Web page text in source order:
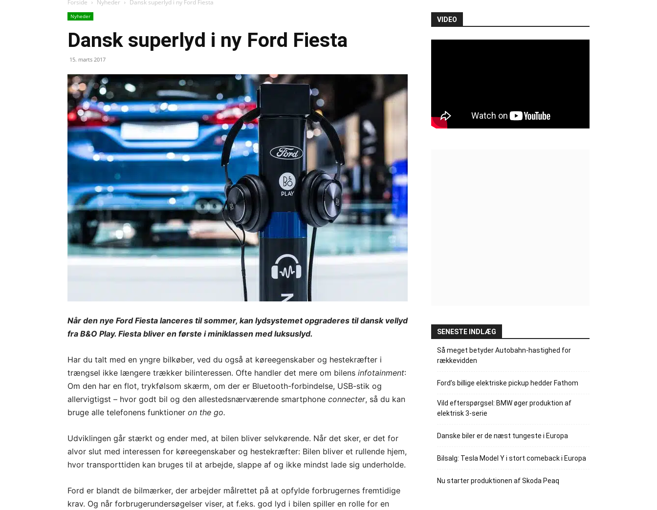
Forside Nyheder Dansk superlyd i ny Ford Fiesta
Nyheder
Dansk superlyd i ny Ford Fiesta
15. marts 2017
Når den nye Ford Fiesta lanceres til sommer, kan lydsystemet opgraderes til dansk vellyd
fra B&O Play. Fiesta bliver en første i miniklassen med luksuslyd.
Har du talt med en yngre bilkøber, ved du også at køreegenskaber og hestekræfter i
trængsel ikke længere trækker bilinteressen. Ofte handler det mere om bilens infotainment:
Om den har en flot, trykfølsom skærm, om der er Bluetooth-forbindelse, USB-stik og
allervigtigst – hvor godt bil og den allestedsnærværende smartphone connecter, så du kan
bruge alle telefonens funktioner on the go.
Udviklingen går stærkt og ender med, at bilen bliver selvkørende. Når det sker, er det for
alvor slut med interessen for køreegenskaber og hestekræfter: Bilen bliver et rullende hjem,
hvor transporttiden kan bruges til at arbejde, slappe af og ikke mindst lade sig underholde.
Ford er blandt de bilmærker, der arbejder målrettet på at opfylde forbrugernes fremtidige
krav. Og når forbrugerundersøgelser viser, at f.eks. god lyd i bilen spiller en rolle for en
VIDEO
SENESTE INDLÆG
Så meget betyder Autobahn-hastighed for
rækkevidden
Ford’s billige elektriske pickup hedder Fathom
Vild efterspørgsel: BMW øger produktion af
elektrisk 3-serie
Danske biler er de næst tungeste i Europa
Bilsalg: Tesla Model Y i stort comeback i Europa
Nu starter produktionen af Skoda Peaq